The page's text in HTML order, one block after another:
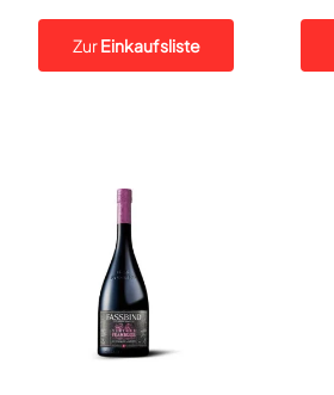
ZurEinkaufsliste